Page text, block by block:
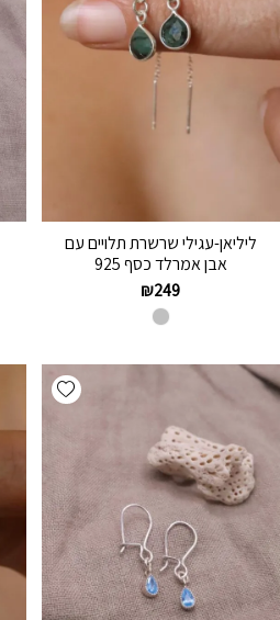
ליליאן-עגילי שרשרת תלויים עם
אבן אמרלד כסף 925
₪249
Add wishlist